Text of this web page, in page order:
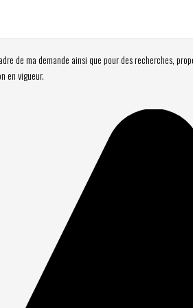
de ma demande ainsi que pour des recherches,
en vigueur.